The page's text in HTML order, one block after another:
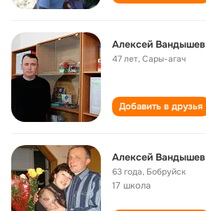
Алексей Вандышев
47 лет,Сары-агач
Добавить в друзья
Алексей Вандышев
63 года, Бобруйск
17 школа